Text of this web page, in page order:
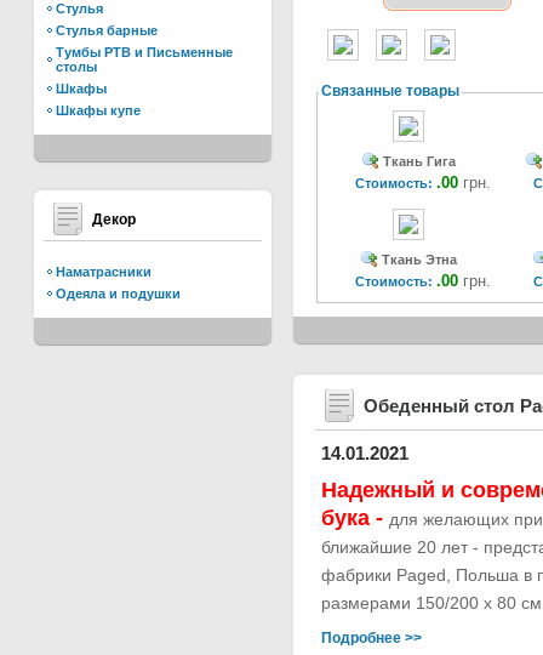
Стулья
Стулья барные
Тумбы РТВ и Письменные
столы
Шкафы
Шкафы купе
Декор
Наматрасники
Одеяла и подушки
Связанные товары
Ткань Гига
Стоимость: .00 грн.
Ткань Этна
Стоимость: .00 грн.
Обеденный стол
14.01.2021
Надежный и
бука - для желающих
ближайшие 20 лет -
фабрики Paged, Польша в
размерами 150/200 х 80
Подробнее >>